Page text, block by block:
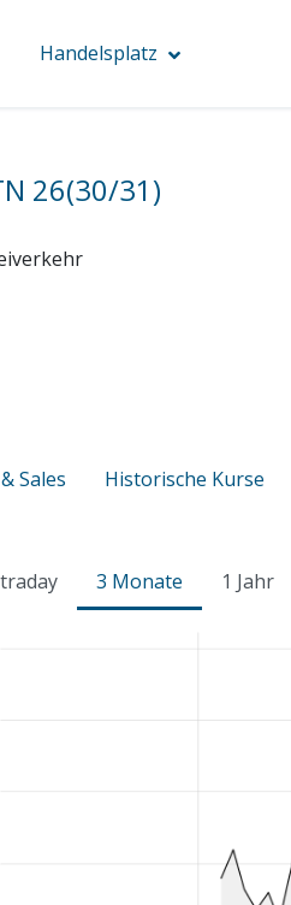
Handelsplatz
26(30/31)
Sales Historische Kurse
3 Monate 1 Jahr